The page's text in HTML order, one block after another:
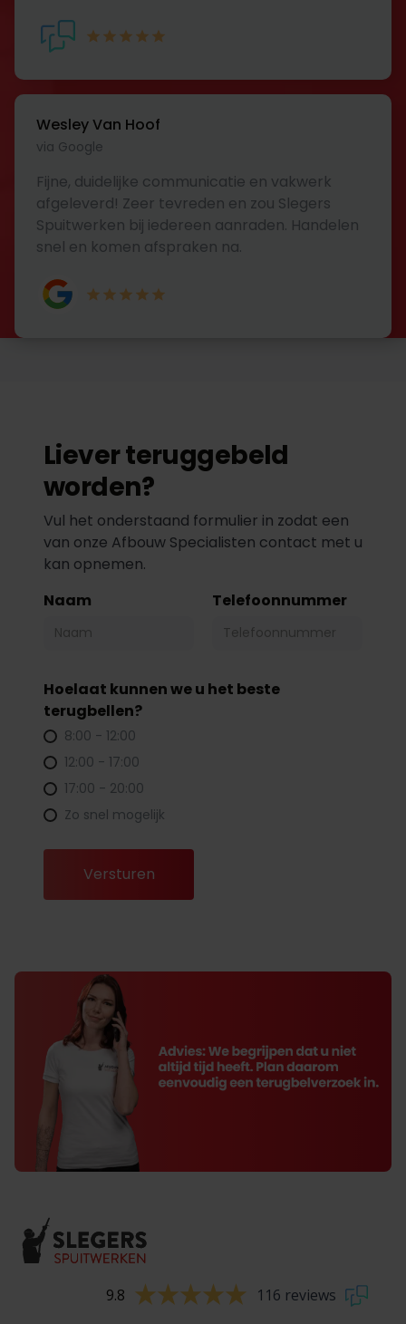
Wesley Van Hoof
via Google
Fijne, duidelijke communicatie en vakwerk
afgeleverd! Zeer tevreden en zou Slegers
Spuitwerken bij iedereen aanraden. Handelen
snel en komen afspraken na.
Liever teruggebeld
worden?
Vul het onderstaand formulier in zodat een
van onze Afbouw Specialisten contact met u
kan opnemen.
Naam
Telefoonnummer
Hoelaat kunnen we u het beste
terugbellen?
8:00 - 12:00
12:00 - 17:00
17:00 - 20:00
Zo snel mogelijk
9.8 116 reviews